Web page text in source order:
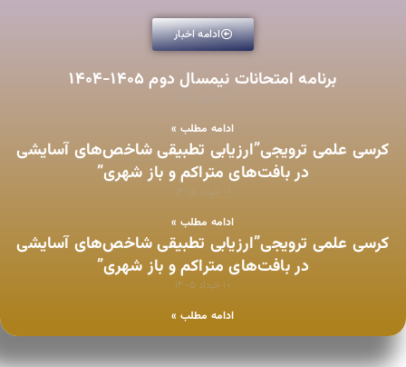
ادامه اخبار
برنامه امتحانات نیمسال دوم ۱۴۰۵-۱۴۰۴
ادامه مطلب »
کرسی علمی ترویجی”ارزیابی تطبیقی شاخص‌های آسایشی
در بافت‌های متراکم و باز شهری”
۱۰ خرداد ۱۴۰۵
ادامه مطلب »
کرسی علمی ترویجی”ارزیابی تطبیقی شاخص‌های آسایشی
در بافت‌های متراکم و باز شهری”
۱۰ خرداد ۱۴۰۵
ادامه مطلب »